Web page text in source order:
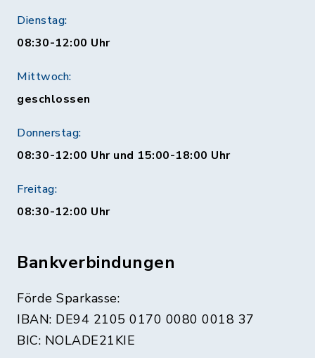
Dienstag:
08:30-12:00 Uhr
Mittwoch:
geschlossen
Donnerstag:
08:30-12:00 Uhr und 15:00-18:00 Uhr
Freitag:
08:30-12:00 Uhr
Bankverbindungen
Förde Sparkasse:
IBAN: DE94 2105 0170 0080 0018 37
BIC: NOLADE21KIE